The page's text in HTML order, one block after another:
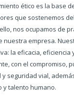
ético es la base
que sostenemos
nos ocupamos de
nuestra empresa.
la eficacia, eficiencia
con el compromiso,
seguridad vial,
y talento humano.